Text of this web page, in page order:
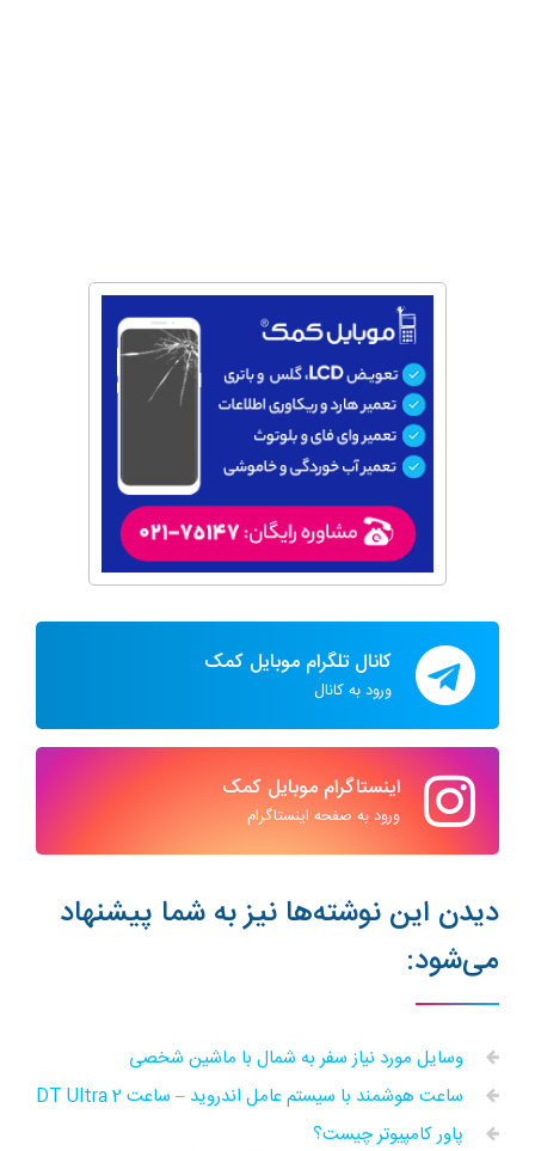
کانال تلگرام موبایل کمک
ورود به کانال
اینستاگرام موبایل کمک
ورود به صفحه اینستاگرام
دیدن این نوشته‌ها نیز به شما پیشنهاد
می‌شود:
وسایل مورد نیاز سفر به شمال با ماشین شخصی
ساعت هوشمند با سیستم عامل اندروید – ساعت DT Ultra 2
پاور کامپیوتر چیست؟